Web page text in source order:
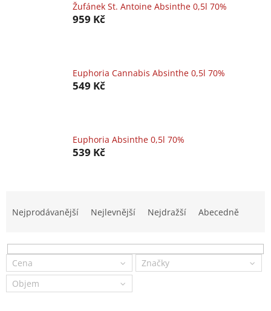
Žufánek St. Antoine Absinthe 0,5l 70%
959 Kč
Euphoria Cannabis Absinthe 0,5l 70%
549 Kč
Euphoria Absinthe 0,5l 70%
539 Kč
n
p
r
Nejprodávanější Nejlevnější Nejdražší Abecedně
Cena
Značky
Objem